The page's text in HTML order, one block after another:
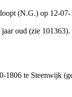
(N.G.) op 12-
jaar oud (zie 101363).
1806 te Steenwijk